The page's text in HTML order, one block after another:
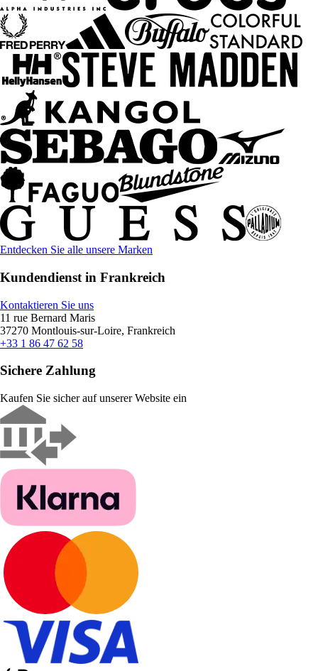
Entdecken Sie alle unsere Marken
Kundendienst in Frankreich
Kontaktieren Sie uns
11 rue Bernard Maris
37270 Montlouis-sur-Loire, Frankreich
+33 1 86 47 62 58
Sichere Zahlung
Kaufen Sie sicher auf unserer Website ein